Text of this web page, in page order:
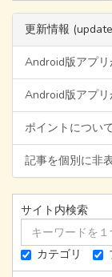
更新情報
Android版アプリ
Android版アプ
ポイントについ
記事を個別に非
サイト内検索
カテゴリ